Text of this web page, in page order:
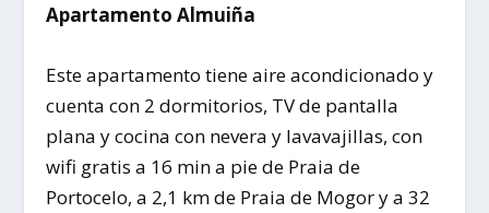
Apartamento Almuiña
Este apartamento tiene aire acondicionado y
cuenta con 2 dormitorios, TV de pantalla
plana y cocina con nevera y lavavajillas, con
wifi gratis a 16 min a pie de Praia de
Portocelo, a 2,1 km de Praia de Mogor y a 32